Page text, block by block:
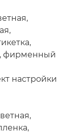
фирменный
настройки